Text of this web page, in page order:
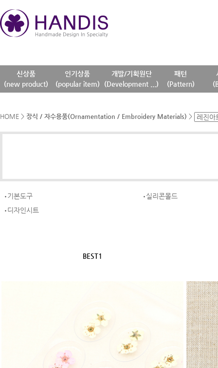
신상품
(new product)
인기상품
(popular item)
개발/기획원단
(Development ...)
패턴
(Pattern)
HOME > 장식 / 자수용품(Ornamentation / Embroidery Materials) >
기본도구
실리콘몰드
디자인시트
BEST1